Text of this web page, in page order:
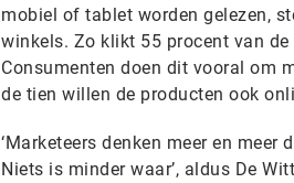
mobiel of tablet worden gelezen,
winkels. Zo klikt 55 procent van
Consumenten doen dit vooral om
de tien willen de producten ook
‘Marketeers denken meer en
Niets is minder waar’, aldus De